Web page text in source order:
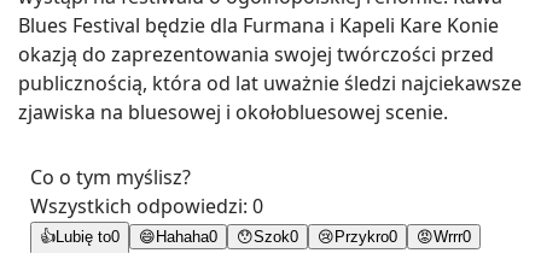
Blues Festival będzie dla Furmana i Kapeli Kare Konie
okazją do zaprezentowania swojej twórczości przed
publicznością, która od lat uważnie śledzi najciekawsze
zjawiska na bluesowej i okołobluesowej scenie.
Co o tym myślisz?
Wszystkich odpowiedzi: 0
👍 Lubię to0 😄 Hahaha0 😯Szok0 😢 Przykro0 😡Wrrr0